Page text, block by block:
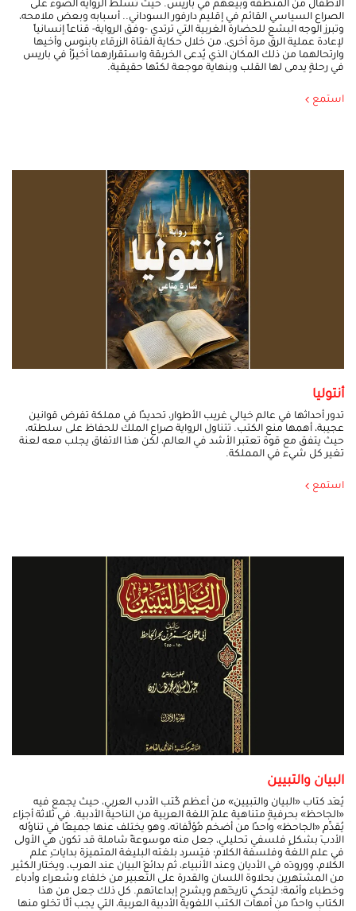
الأطفال من المنطقة وبيعهم في باريس. حيث تسلّط الرواية الضوء على
الصراع السياسي القائم في إقليم دارفور السوداني.. أسبابه وبعض ملامحه،
وتبرز الوجه البشع للحضارة الغربية التي ترتدي -وفق الرواية- قناعاً إنسانياً
لإعادة عملية الرق مرة أخرى، من خلال حكاية الفتاة الزرقاء بابنوس وأخيها
وارتحالهما من ذلك المكان الذي يُدعى الخربقة واستقرارهما أخيرًأ في باريس
في رحلةٍ يدمى لها القلب وبنهاية موجعة لكنّها حقيقية.
استمع
أنتوليا
تدور أحداثها في عالم خيالي غريب الأطوار، تحديدًا في مملكة تفرض قوانين
عجيبة، أهمها منع الكتب. تتناول الرواية صراع الملك للحفاظ على سلطته،
حيث يتفق مع قوة تعتبر الأشد في العالم، لكن هذا الاتفاق يجلب معه لعنة
تغير كل شيء في المملكة.
استمع
البيان والتبيين
يُعَد كتاب «البيان والتبيين» من أعظمِ كُتب الأدب العربي، حيث يجمع فيه
«الجاحظ» بحرفيةٍ متناهية علمَ اللغة العربية من الناحية الأدبية. في ثلاثة أجزاء
يُقدِّم «الجاحظ» واحدًا من أضخم مُؤلَّفاته، وهو يختلف عنها جميعًا في تناوُله
الأدبَ بشكلٍ فلسفي تحليلي، جعل منه موسوعةً شاملة قد تكون هي الأولى
في علم اللغة وفلسفة الكلام؛ فيَسرد بلغته البليغة المتميزة بداياتِ علم
الكلام، وورودَه في الأديان وعند الأنبياء، ثم بدائعَ البيان عند العرب، ويختار الكثير
من المشتهرين بحلاوة اللسان والقدرة على التعبير من خلفاء وشعراء وأدباء
وخطباء وأئمة؛ ليَحكي تاريخَهم ويشرح إبداعاتهم. كل ذلك جعل من هذا
الكتاب واحدًا من أمهات الكتب اللغوية الأدبية العربية، التي يجب ألَّا تخلو منها